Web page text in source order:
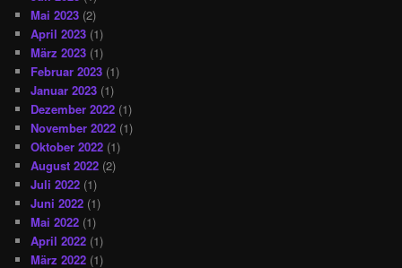
Mai 2023 (2)
April 2023 (1)
März 2023 (1)
Februar 2023 (1)
Januar 2023 (1)
Dezember 2022 (1)
November 2022 (1)
Oktober 2022 (1)
August 2022 (2)
Juli 2022 (1)
Juni 2022 (1)
Mai 2022 (1)
April 2022 (1)
März 2022 (1)